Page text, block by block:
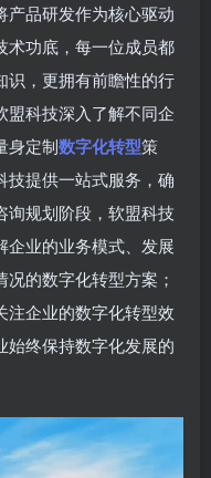
产品研发作为核心驱动
术功底，每一位成员都
识，更拥有前瞻性的行
盟科技深入了解不同企
身定制数字化转型策
技提供一站式服务，确
询规划阶段，软盟科技
企业的业务模式、发展
的数字化转型方案；
注企业的数字化转型效
始终保持数字化发展的